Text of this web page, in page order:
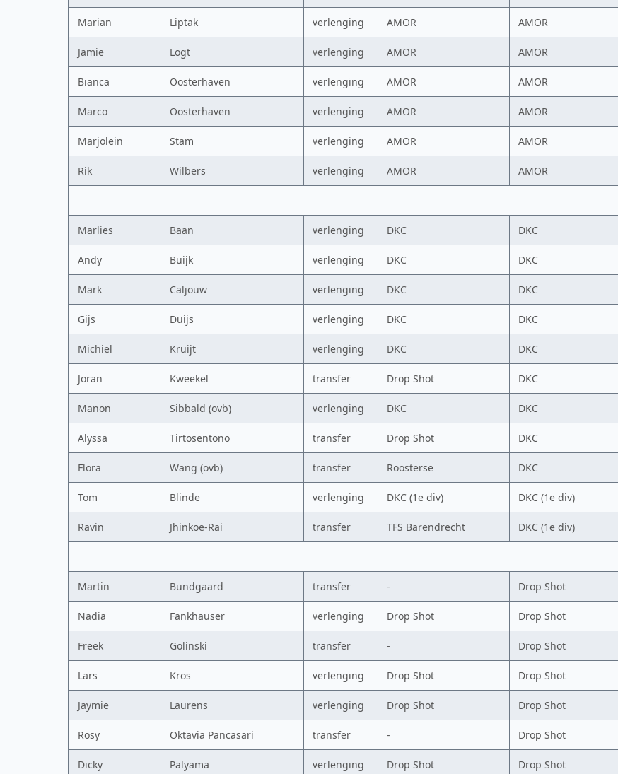
Marian Liptak verlenging AMOR AMOR
Jamie Logt verlenging AMOR AMOR
Bianca Oosterhaven verlenging AMOR AMOR
Marco Oosterhaven verlenging AMOR AMOR
Marjolein Stam verlenging AMOR AMOR
Rik Wilbers verlenging AMOR AMOR
Marlies Baan verlenging DKC DKC
Andy Buijk verlenging DKC DKC
Mark Caljouw verlenging DKC DKC
Gijs Duijs verlenging DKC DKC
Michiel Kruijt verlenging DKC DKC
Joran Kweekel transfer Drop Shot DKC
Manon Sibbald (ovb) verlenging DKC DKC
Alyssa Tirtosentono transfer Drop Shot DKC
Flora Wang (ovb) transfer Roosterse DKC
Tom Blinde verlenging DKC (1e div) DKC (1e div)
Ravin Jhinkoe-Rai transfer TFS Barendrecht DKC (1e div)
Martin Bundgaard transfer - Drop Shot
Nadia Fankhauser verlenging Drop Shot Drop Shot
Freek Golinski transfer - Drop Shot
Lars Kros verlenging Drop Shot Drop Shot
Jaymie Laurens verlenging Drop Shot Drop Shot
Rosy Oktavia Pancasari transfer - Drop Shot
Dicky Palyama verlenging Drop Shot Drop Shot